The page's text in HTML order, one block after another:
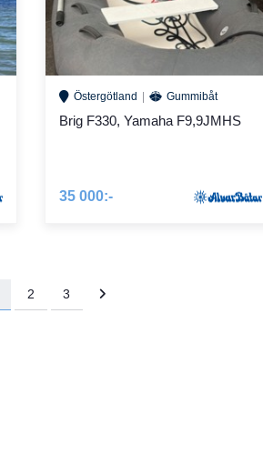
Östergötland Gummibåt
Brig F330, Yamaha F9,9JMHS
35 000:-
2 3